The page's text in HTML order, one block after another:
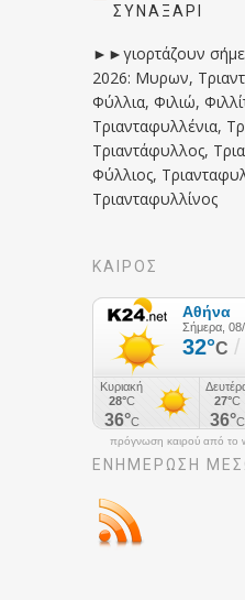
ΣΥΝΑΞΆΡΙ
►►γιορτάζουν
2026: Μυρων,
Φύλλια, Φιλιώ,
Τριανταφυλλένια,
Τριαντάφυλλος,
Φύλλιος,
Τριανταφυλλίνος
ΚΑΙΡΟΣ
πρόγνωση καιρού από το
ΕΝΗΜΈΡΩΣΉ